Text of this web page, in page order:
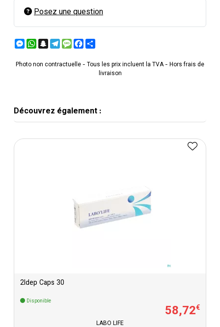
Posez une question
Messenger
WhatsApp
Snapchat
Telegram
MessageFacebook
Photo non contractuelle - Tous les prix incluent la TVA - Hors frais de
livraison
Découvrez également :
2ldep Caps 30
Disponible
58,72€
LABO LIFE